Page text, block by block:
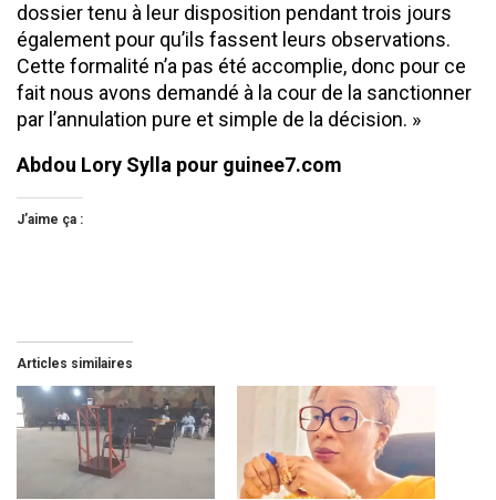
dossier tenu à leur disposition pendant trois jours
également pour qu’ils fassent leurs observations.
Cette formalité n’a pas été accomplie, donc pour ce
fait nous avons demandé à la cour de la sanctionner
par l’annulation pure et simple de la décision. »
Abdou Lory Sylla pour guinee7.com
J’aime ça :
Articles similaires